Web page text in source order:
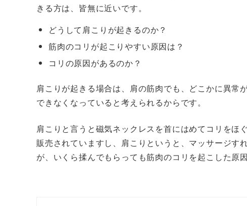
きる方は、皆無に近いです。
どうして肩こりが起きるのか？
筋肉のコリが起こりやすい原因は？
コリの原因があるのか？
肩こりが起きる場合は、肩の筋肉でも、どこかに異常
できなくなっていると考えられるからです。
肩こりと言うと磁気ネックレスを首にはめてコリをほ
販売されていますし、肩こりというと、マッサージす
が、いくら揉んでもらっても筋肉のコリを起こした原